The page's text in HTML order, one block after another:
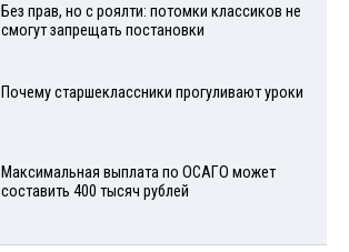
Без прав, но с роялти: потомки классиков не
смогут запрещать постановки
Почему старшеклассники прогуливают уроки
Максимальная выплата по ОСАГО может
составить 400 тысяч рублей